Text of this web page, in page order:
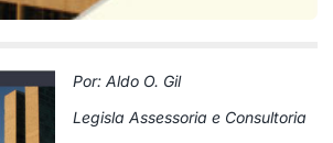
Por: Aldo O. Gil
Legisla Assessoria e Consultoria